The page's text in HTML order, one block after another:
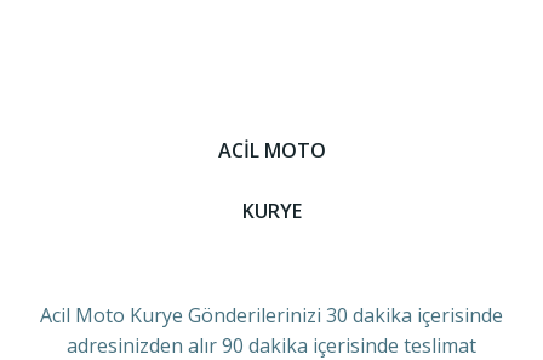
ACİL MOTO
KURYE
Acil Moto Kurye Gönderilerinizi 30 dakika içerisinde
adresinizden alır 90 dakika içerisinde teslimat